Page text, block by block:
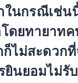
นกรณีเช่น
ดยทายาท
ไม่สะดวก
ยินยอมไม่